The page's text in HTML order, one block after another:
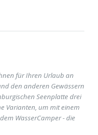
für Ihren Urlaub an
den anderen Gewässern
Seenplatte drei
Varianten, um mit einem
WasserCamper - die